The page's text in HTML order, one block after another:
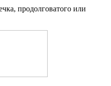
продолговатого или